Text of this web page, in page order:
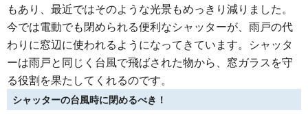
もあり、最近ではそのような光景もめっきり減りました。
今では電動でも閉められる便利なシャッターが、雨戸の代
わりに窓辺に使われるようになってきています。シャッタ
ーは雨戸と同じく台風で飛ばされた物から、窓ガラスを守
る役割を果たしてくれるのです。
シャッターの台風時に閉めるべき！